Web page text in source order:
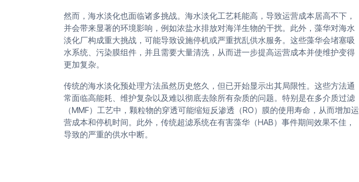
然而，海水淡化也面临诸多挑战。海水淡化工艺耗能高，导致运营成本居高不下，
并会带来显著的环境影响，例如浓盐水排放对海洋生物的干扰。此外，藻华对海水
淡化厂构成重大挑战，可能导致设施停机或严重扰乱供水服务。这些藻华会堵塞吸
水系统、污染膜组件，并且需要大量清洗，从而进一步提高运营成本并使维护变得
更加复杂。
传统的海水淡化预处理方法虽然历史悠久，但已开始显示出其局限性。这些方法通
常面临高能耗、维护复杂以及难以彻底去除所有杂质的问题。特别是在多介质过滤
（MMF）工艺中，颗粒物的穿透可能缩短反渗透（RO）膜的使用寿命，从而增加运
营成本和停机时间。此外，传统超滤系统在有害藻华（HAB）事件期间效果不佳，
导致的严重的供水中断。